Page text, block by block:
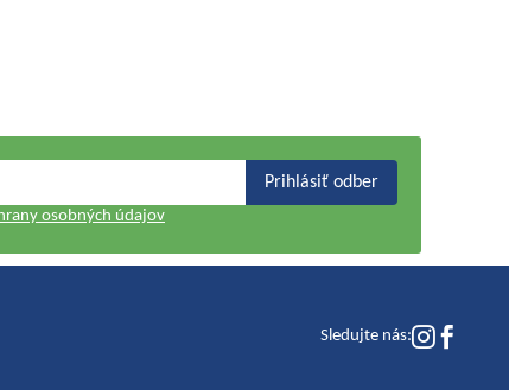
Prihlásiť odber
osobných údajov
Sledujte nás: